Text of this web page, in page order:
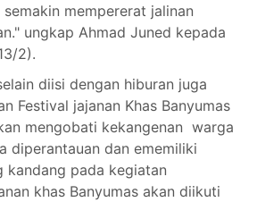
mempererat jalinan
ungkap Ahmad Juned kepada
2).
diisi dengan hiburan juga
Festival jajanan Khas Banyumas
mengobati kekangenan warga
diperantauan dan ememiliki
kandang pada kegiatan
khas Banyumas akan diikuti